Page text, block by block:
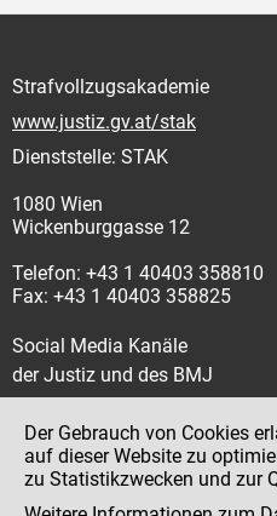
Strafvollzugsakademie
www.justiz.gv.at/stak
Dienststelle: STAK
1080 Wien
Wickenburggasse 12
Telefon: +43 1 40403 358810
Fax: +43 1 40403 358825
Social Media Kanäle
der Justiz und des BMJ
Impressum
Der Gebrauch von Cookies
auf dieser Website zu
zu Statistikzwecken und zur